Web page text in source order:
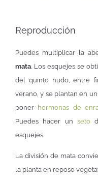
Reproducción
Puedes multiplicar la
mata. Los esquejes se
del quinto nudo, entre
verano, y se plantan en
poner hormonas de
Puedes hacer un seto
esquejes.
La división de mata
la planta en reposo